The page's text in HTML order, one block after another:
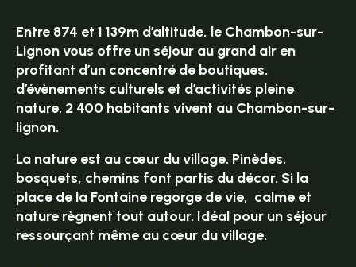
Entre 874 et 1 139m d’altitude, le Chambon-sur-
Lignonvous offre un séjour au grand air en
profitant d’un concentré de boutiques,
d’évènements culturels et d’activités pleine
nature. 2 400 habitants vivent au Chambon-sur-
lignon.
La nature est au cœur du village. Pinèdes,
bosquets, chemins font partis du décor. Si la
place de la Fontaine regorge de vie, calme et
nature règnent tout autour. Idéal pour un séjour
ressourçant même au cœur du village.